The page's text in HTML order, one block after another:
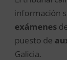
información
exámenes
puesto de
Galicia.